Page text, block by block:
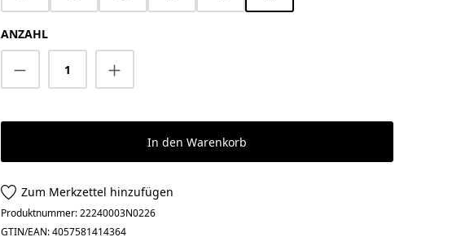
ANZAHL
Produkt Anzahl: Gib den gewünschten Wert
In den Warenkorb
Zum Merkzettel hinzufügen
Produktnummer:22240003N0226
GTIN/EAN:4057581414364